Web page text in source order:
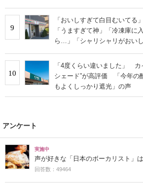
9
「おいしすぎて白目むいてる
「うますぎて神」「冷凍庫に
ら…」「シャリシャリがおい
10
「4度くらい違いました」 カ
シェード”が高評価 「今年の
もよくしっかり遮光」の声
アンケート
実施中
声が好きな「日本のボーカリスト」
回答数：49464